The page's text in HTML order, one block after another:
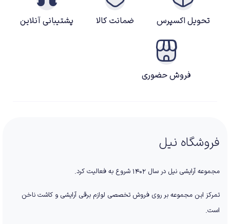
تحویل اکسپرس ضمانت کالا پشتیبانی آنلاین
فروش حضوری
فروشگاه نیل
مجموعه آرایشی نیل در سال ۱۴۰۲ شروع به فعالیت کرد.
تمرکز این مجموعه بر روی فروش تخصصی لوازم برقی آرایشی و کاشت ناخن
است.